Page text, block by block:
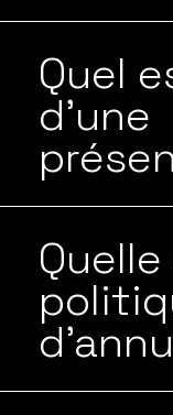
Quel
d’une